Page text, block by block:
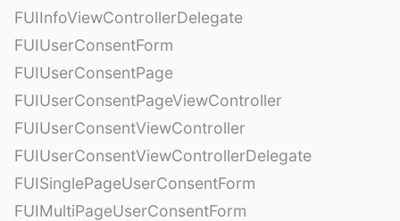
FUIInfoViewControllerDelegate
FUIUserConsentForm
FUIUserConsentPage
FUIUserConsentPageViewController
FUIUserConsentViewController
FUIUserConsentViewControllerDelegate
FUISinglePageUserConsentForm
FUIMultiPageUserConsentForm